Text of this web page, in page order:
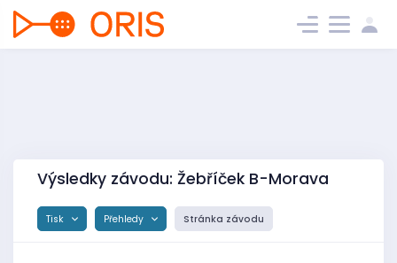
Výsledky závodu: Žebříček B-Morava
Tisk Přehledy Stránka závodu